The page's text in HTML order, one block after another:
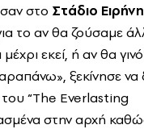
στο Στάδιο
το αν θα ζούσαμε
μέχρι εκεί, ή αν θα
ξεκίνησε να
“The Everlasting
στην αρχή